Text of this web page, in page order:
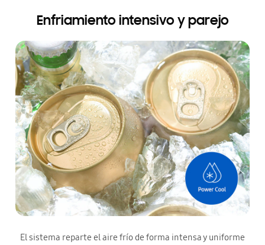
Enfriamiento intensivo y parejo
El sistema reparte el aire frío de forma intensa y uniforme